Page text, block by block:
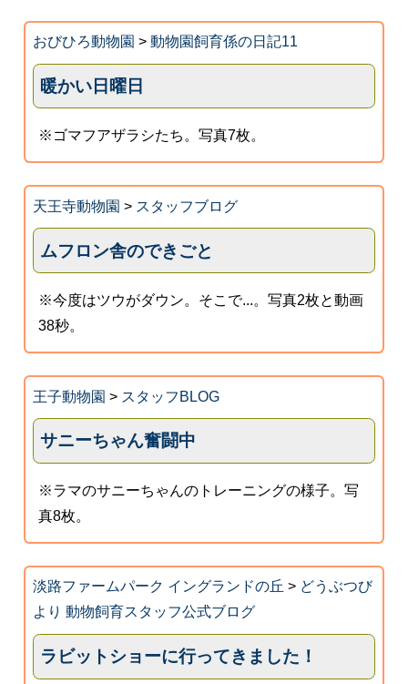
おびひろ動物園 > 動物園飼育係の日記11
暖かい日曜日
※ゴマフアザラシたち。写真7枚。
天王寺動物園 > スタッフブログ
ムフロン舎のできごと
※今度はツウがダウン。そこで...。写真2枚と動画
38秒。
王子動物園 > スタッフBLOG
サニーちゃん奮闘中
※ラマのサニーちゃんのトレーニングの様子。写
真8枚。
淡路ファームパーク イングランドの丘 > どうぶつび
より 動物飼育スタッフ公式ブログ
ラビットショーに行ってきました！